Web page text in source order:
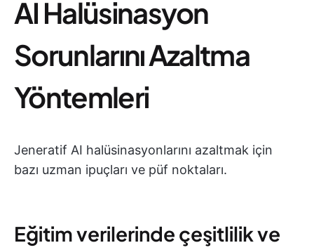
AI Halüsinasyon
Sorunlarını Azaltma
Yöntemleri
Jeneratif AI halüsinasyonlarını azaltmak için
bazı uzman ipuçları ve püf noktaları.
Eğitim verilerinde çeşitlilik ve